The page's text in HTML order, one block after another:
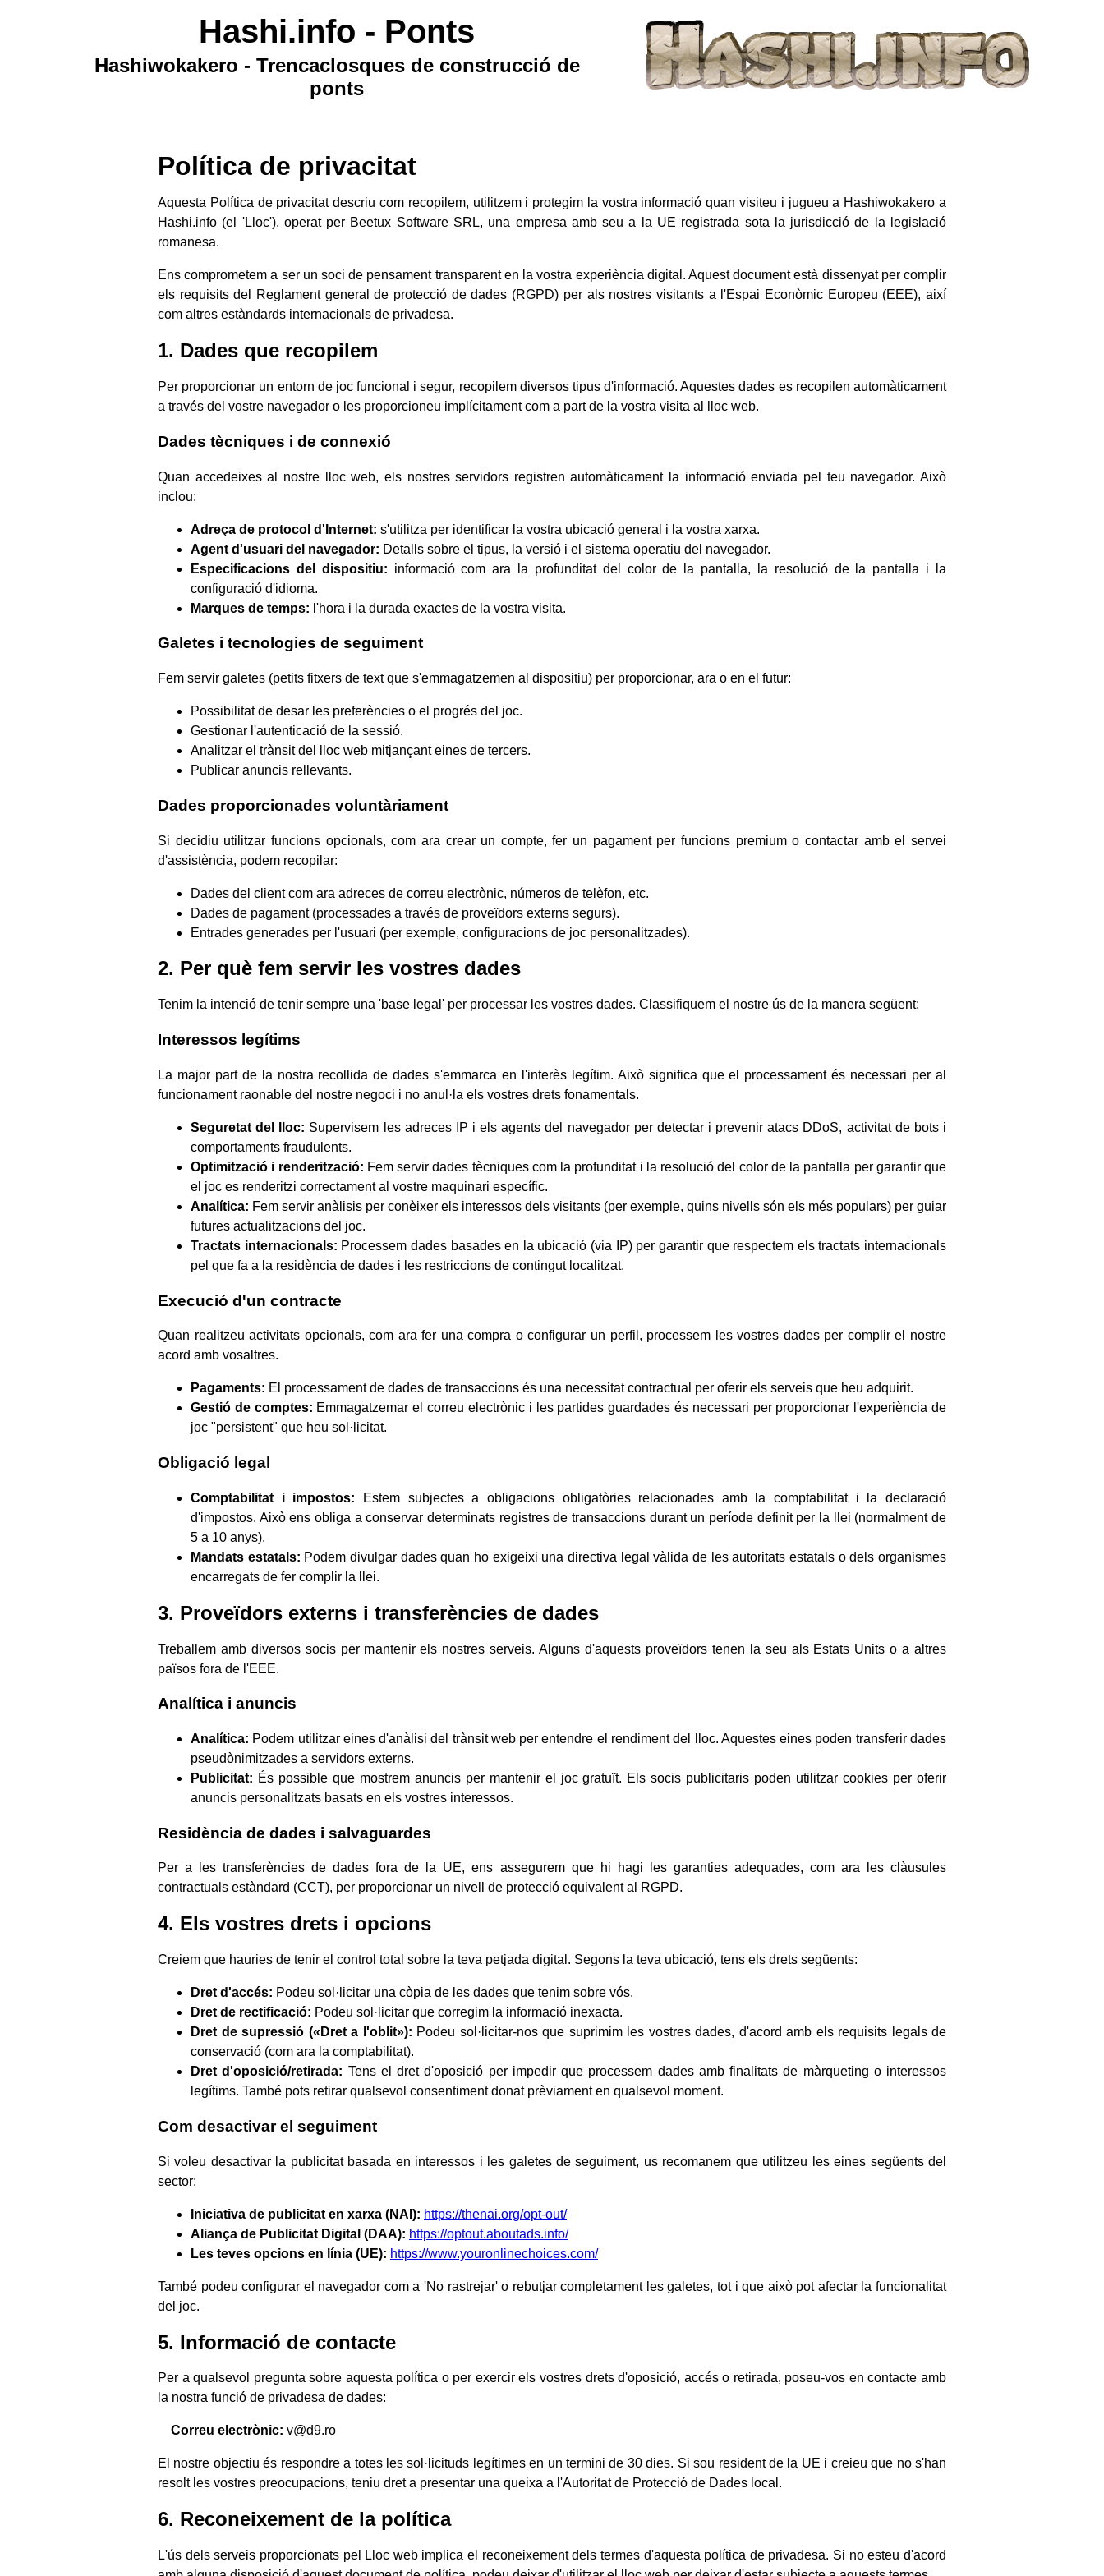
Hashi.info - Ponts
Hashiwokakero - Trencaclosques de construcció de
ponts
Política de privacitat
Aquesta Política de privacitat descriu com recopilem, utilitzem i protegim la vostra informació quan visiteu i jugueu a Hashiwokakero a
Hashi.info (el 'Lloc'), operat per Beetux Software SRL, una empresa amb seu a la UE registrada sota la jurisdicció de la legislació
romanesa.
Ens comprometem a ser un soci de pensament transparent en la vostra experiència digital. Aquest document està dissenyat per complir
els requisits del Reglament general de protecció de dades (RGPD) per als nostres visitants a l'Espai Econòmic Europeu (EEE), així
com altres estàndards internacionals de privadesa.
1. Dades que recopilem
Per proporcionar un entorn de joc funcional i segur, recopilem diversos tipus d'informació. Aquestes dades es recopilen automàticament
a través del vostre navegador o les proporcioneu implícitament com a part de la vostra visita al lloc web.
Dades tècniques i de connexió
Quan accedeixes al nostre lloc web, els nostres servidors registren automàticament la informació enviada pel teu navegador. Això
inclou:
Adreça de protocol d'Internet: s'utilitza per identificar la vostra ubicació general i la vostra xarxa.
Agent d'usuari del navegador: Detalls sobre el tipus, la versió i el sistema operatiu del navegador.
Especificacions del dispositiu: informació com ara la profunditat del color de la pantalla, la resolució de la pantalla i la
configuració d'idioma.
Marques de temps: l'hora i la durada exactes de la vostra visita.
Galetes i tecnologies de seguiment
Fem servir galetes (petits fitxers de text que s'emmagatzemen al dispositiu) per proporcionar, ara o en el futur:
Possibilitat de desar les preferències o el progrés del joc.
Gestionar l'autenticació de la sessió.
Analitzar el trànsit del lloc web mitjançant eines de tercers.
Publicar anuncis rellevants.
Dades proporcionades voluntàriament
Si decidiu utilitzar funcions opcionals, com ara crear un compte, fer un pagament per funcions premium o contactar amb el servei
d'assistència, podem recopilar:
Dades del client com ara adreces de correu electrònic, números de telèfon, etc.
Dades de pagament (processades a través de proveïdors externs segurs).
Entrades generades per l'usuari (per exemple, configuracions de joc personalitzades).
2. Per què fem servir les vostres dades
Tenim la intenció de tenir sempre una 'base legal' per processar les vostres dades. Classifiquem el nostre ús de la manera següent:
Interessos legítims
La major part de la nostra recollida de dades s'emmarca en l'interès legítim. Això significa que el processament és necessari per al
funcionament raonable del nostre negoci i no anul·la els vostres drets fonamentals.
Seguretat del lloc: Supervisem les adreces IP i els agents del navegador per detectar i prevenir atacs DDoS, activitat de bots i
comportaments fraudulents.
Optimització i renderització: Fem servir dades tècniques com la profunditat i la resolució del color de la pantalla per garantir que
el joc es renderitzi correctament al vostre maquinari específic.
Analítica: Fem servir anàlisis per conèixer els interessos dels visitants (per exemple, quins nivells són els més populars) per guiar
futures actualitzacions del joc.
Tractats internacionals: Processem dades basades en la ubicació (via IP) per garantir que respectem els tractats internacionals
pel que fa a la residència de dades i les restriccions de contingut localitzat.
Execució d'un contracte
Quan realitzeu activitats opcionals, com ara fer una compra o configurar un perfil, processem les vostres dades per complir el nostre
acord amb vosaltres.
Pagaments: El processament de dades de transaccions és una necessitat contractual per oferir els serveis que heu adquirit.
Gestió de comptes: Emmagatzemar el correu electrònic i les partides guardades és necessari per proporcionar l'experiència de
joc "persistent" que heu sol·licitat.
Obligació legal
Comptabilitat i impostos: Estem subjectes a obligacions obligatòries relacionades amb la comptabilitat i la declaració
d'impostos. Això ens obliga a conservar determinats registres de transaccions durant un període definit per la llei (normalment de
5 a 10 anys).
Mandats estatals: Podem divulgar dades quan ho exigeixi una directiva legal vàlida de les autoritats estatals o dels organismes
encarregats de fer complir la llei.
3. Proveïdors externs i transferències de dades
Treballem amb diversos socis per mantenir els nostres serveis. Alguns d'aquests proveïdors tenen la seu als Estats Units o a altres
països fora de l'EEE.
Analítica i anuncis
Analítica: Podem utilitzar eines d'anàlisi del trànsit web per entendre el rendiment del lloc. Aquestes eines poden transferir dades
pseudònimitzades a servidors externs.
Publicitat: És possible que mostrem anuncis per mantenir el joc gratuït. Els socis publicitaris poden utilitzar cookies per oferir
anuncis personalitzats basats en els vostres interessos.
Residència de dades i salvaguardes
Per a les transferències de dades fora de la UE, ens assegurem que hi hagi les garanties adequades, com ara les clàusules
contractuals estàndard (CCT), per proporcionar un nivell de protecció equivalent al RGPD.
4. Els vostres drets i opcions
Creiem que hauries de tenir el control total sobre la teva petjada digital. Segons la teva ubicació, tens els drets següents:
Dret d'accés: Podeu sol·licitar una còpia de les dades que tenim sobre vós.
Dret de rectificació: Podeu sol·licitar que corregim la informació inexacta.
Dret de supressió («Dret a l'oblit»): Podeu sol·licitar-nos que suprimim les vostres dades, d'acord amb els requisits legals de
conservació (com ara la comptabilitat).
Dret d'oposició/retirada: Tens el dret d'oposició per impedir que processem dades amb finalitats de màrqueting o interessos
legítims. També pots retirar qualsevol consentiment donat prèviament en qualsevol moment.
Com desactivar el seguiment
Si voleu desactivar la publicitat basada en interessos i les galetes de seguiment, us recomanem que utilitzeu les eines següents del
sector:
Iniciativa de publicitat en xarxa (NAI): https://thenai.org/opt-out/
Aliança de Publicitat Digital (DAA): https://optout.aboutads.info/
Les teves opcions en línia (UE): https://www.youronlinechoices.com/
També podeu configurar el navegador com a 'No rastrejar' o rebutjar completament les galetes, tot i que això pot afectar la funcionalitat
del joc.
5. Informació de contacte
Per a qualsevol pregunta sobre aquesta política o per exercir els vostres drets d'oposició, accés o retirada, poseu-vos en contacte amb
la nostra funció de privadesa de dades:
Correu electrònic: v@d9.ro
El nostre objectiu és respondre a totes les sol·licituds legítimes en un termini de 30 dies. Si sou resident de la UE i creieu que no s'han
resolt les vostres preocupacions, teniu dret a presentar una queixa a l'Autoritat de Protecció de Dades local.
6. Reconeixement de la política
L'ús dels serveis proporcionats pel Lloc web implica el reconeixement dels termes d'aquesta política de privadesa. Si no esteu d'acord